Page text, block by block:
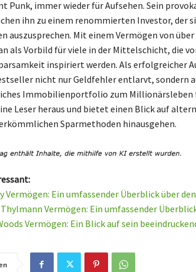
Punk, immer wieder für Aufsehen. Sein
ihn zu einem renommierten Investor, der
auszusprechen. Mit einem Vermögen von
als Vorbild für viele in der Mittelschicht, die
inspiriert werden. Als erfolgreicher
nicht nur Geldfehler entlarvt, sondern
Immobilienportfolio zum Millionärsleben
Leser heraus und bietet einen Blick auf
Sparmethoden hinausgehen.
Vermögen: Ein umfassender Überblick über
Thylmann Vermögen: Ein umfassender
Vermögen: Ein Blick auf sein